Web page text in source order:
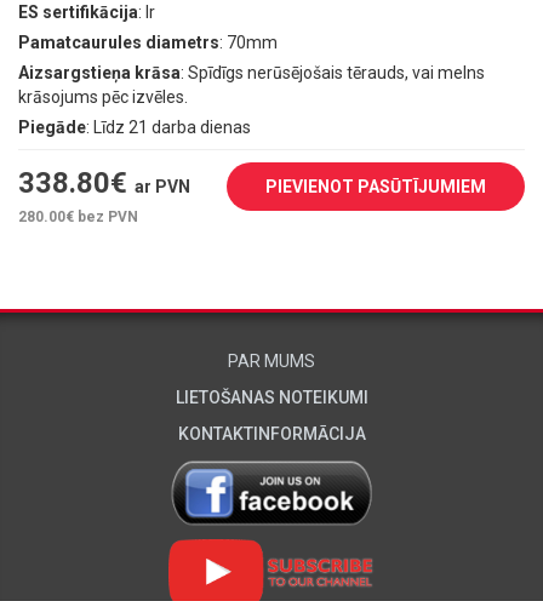
ES sertifikācija: Ir
Pamatcaurules diametrs: 70mm
Aizsargstieņa krāsa: Spīdīgs nerūsējošais tērauds, vai melns
krāsojums pēc izvēles.
Piegāde: Līdz 21 darba dienas
338.80€ ar PVN
280.00€ bez PVN
PIEVIENOT PASŪTĪJUMIEM
PAR MUMS
LIETOŠANAS NOTEIKUMI
KONTAKTINFORMĀCIJA